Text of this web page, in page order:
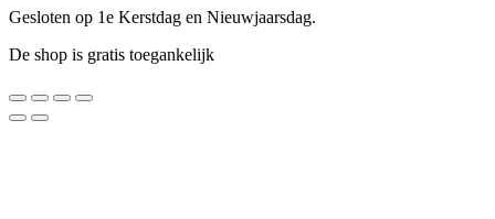
Gesloten op 1e Kerstdag en Nieuwjaarsdag.
De shop is gratis toegankelijk